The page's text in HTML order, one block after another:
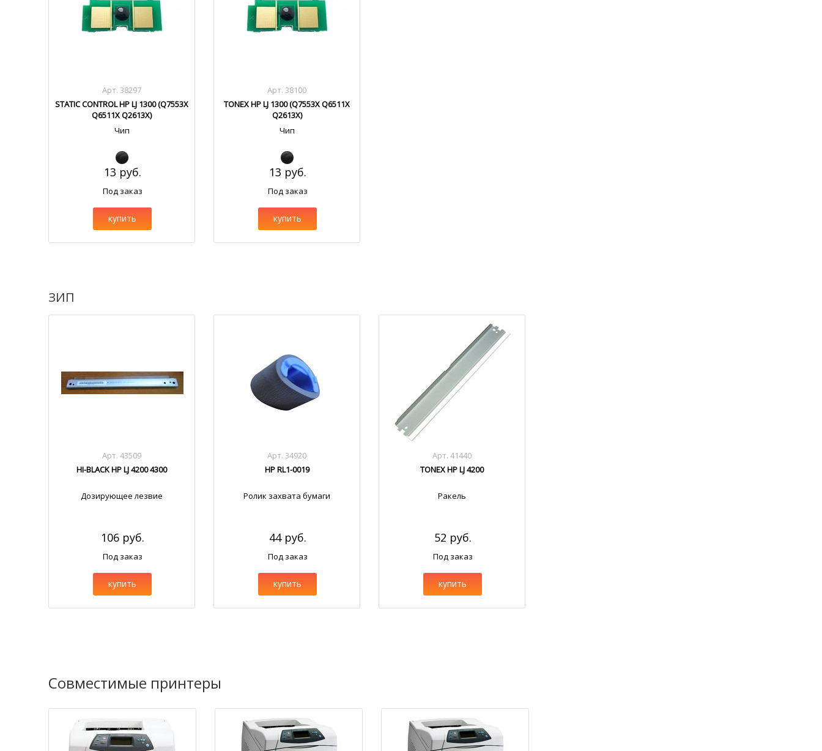
Арт. 38297
STATIC CONTROL HP LJ 1300 (Q7553X
Q6511X Q2613X)
Чип
13 руб.
Под заказ
купить
Арт. 38100
TONEX HP LJ 1300 (Q7553X Q6511X
Q2613X)
Чип
13 руб.
Под заказ
купить
ЗИП
Арт. 43509
HI-BLACK HP LJ 4200 4300
Дозирующее лезвие
106 руб.
Под заказ
купить
Арт. 34920
HP RL1-0019
Ролик захвата бумаги
44 руб.
Под заказ
купить
Арт. 41440
TONEX HP LJ 4200
Ракель
52 руб.
Под заказ
купить
Совместимые принтеры